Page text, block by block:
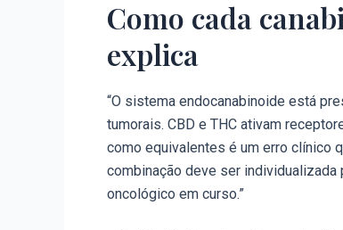
Como cada
explica
“O sistema endocanabinoide está
tumorais. CBD e THC ativam
como equivalentes é um erro clínico
combinação deve ser
oncológico em curso.”